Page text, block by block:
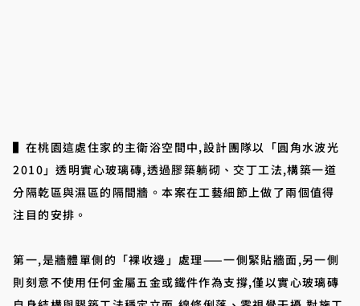
▌在桃園這處住家的主衛浴空間中,設計團隊以「圓角水波光
2010」透明實心玻璃磚,透過膠築躺砌、交丁工法,構築一道
分隔乾區與濕區的隔間牆。本案在工藝細節上做了兩個值得
注目的安排。
第一,是牆體單側的「裸收邊」處理——一側緊貼牆面,另一側
則刻意不使用任何金屬五金或鐵件作為支撐,僅以實心玻璃磚